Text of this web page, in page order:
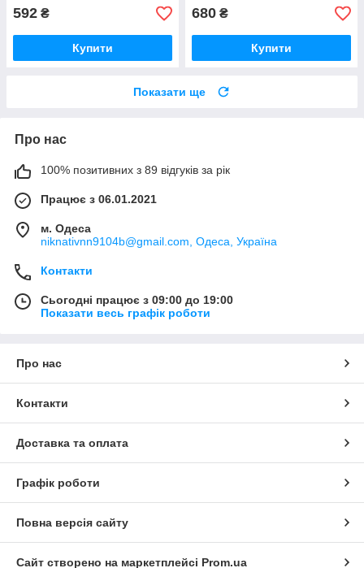
592 ₴
Купити
680 ₴
Купити
Показати ще
Про нас
100% позитивних з 89 відгуків за рік
Працює з 06.01.2021
м. Одеса
niknativnn9104b@gmail.com, Одеса, Україна
Контакти
Сьогодні працює з 09:00 до 19:00
Показати весь графік роботи
Про нас
Контакти
Доставка та оплата
Графік роботи
Повна версія сайту
Сайт створено на маркетплейсі Prom.ua